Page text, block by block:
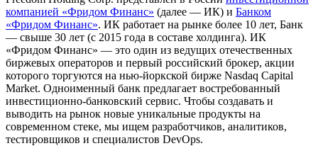
компанией «Фридом Финанс» (далее — ИК) и Банком
«Фридом Финанс». ИК работает на рынке более 10 лет, Банк
— свыше 30 лет (с 2015 года в составе холдинга). ИК
«Фридом Финанс» — это один из ведущих отечественных
биржевых операторов и первый российский брокер, акции
которого торгуются на нью-йоркской бирже Nasdaq Capital
Market. Одноименный банк предлагает востребованный
инвестиционно-банковский сервис. Чтобы создавать и
выводить на рынок новые уникальные продукты на
современном стеке, мы ищем разработчиков, аналитиков,
тестировщиков и специалистов DevOps.